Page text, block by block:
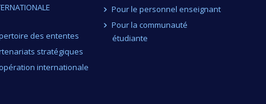
des ententes
stratégiques
internationale
Pour le personnel enseignant
Pour la communauté
étudiante